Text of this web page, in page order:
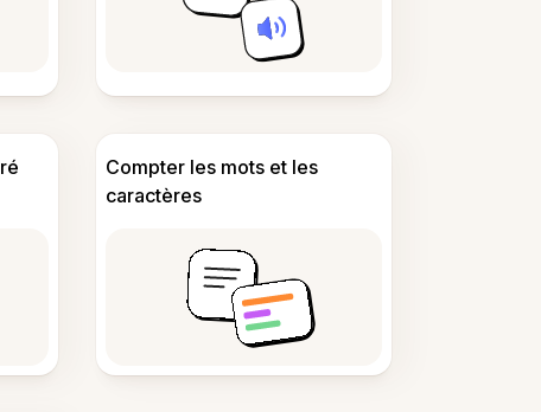
Compter les mots et les
caractères